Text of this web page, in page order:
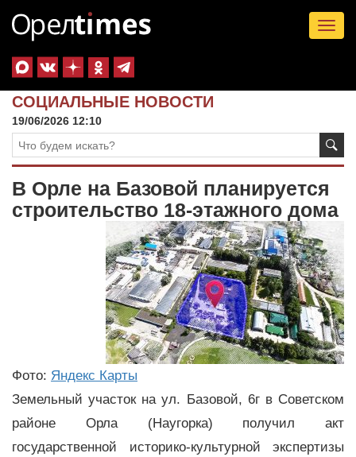
СОЦИАЛЬНЫЕ НОВОСТИ
19/06/2026 12:10
В Орле на Базовой планируется
строительство 18-этажного дома
Фото: Яндекс Карты
Земельный участок на ул. Базовой, 6г в Советском
районе Орла (Наугорка) получил акт
государственной историко-культурной экспертизы